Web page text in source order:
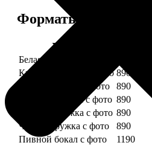
Форматы и цены
Услуга
Белая кружка с фото
Красная кружка с фото 890
Желтая кружка с фото
890
Зеленая кружка с фото 890
Голубая кружка с фото 890
Черная кружка с фото
890
Пивной бокал с фото
1190